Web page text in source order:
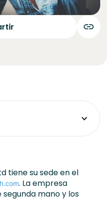
tiene su sede en el
. La empresa
mano y los